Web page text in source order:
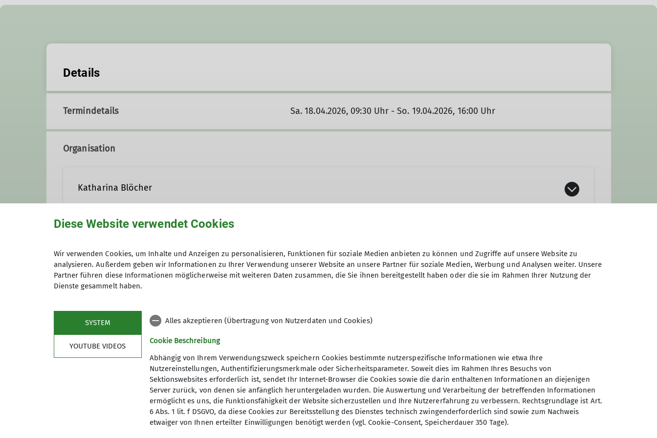
Details
Termindetails Sa. 18.04.2026, 09:30 Uhr - So. 19.04.2026, 16:00 Uhr
Organisation
Katharina Blöcher
katharina.bloecher@alpenverein-grafing.de
Qualifikationen
Familiengruppenleiter*in
Ämter
Gruppe
Familiengruppe
Wir sind ein Zusammenschluss von Familien mit Kindern der Jahrgänge 2019 bis 2021 (+ Geschwisterkinder), die es lieben,
mit Gleichgesinnten das Umland und die Alpen zu entdecken, dabei dem Forscher- und Bewegungsdrang nachzugeben
und eine schöne Zeit für Klein und Groß in der Natur zu verbringen.
Es gibt so viele Dinge, die uns Spaß machen, daher sind unsere Aktivitäten vielfältig: wandern, rodeln, bouldern,
Weihnachtsmarkt, Hüttenübernachtungen, Spiele in der Natur, planschen, picknicken…und dabei sind wir in den Bergen
unterwegs, aber auch im näheren Umland, weil es hier auch so viele spannende Ecken zu entdecken gibt.
Mittlerweile sind wir geübte Läufer, sodass wir unsere Kraxen/Tragehilfen in den Ruhestand geschickt oder an unsere
Geschwister übergeben haben und die Welt zu Fuß entdecken.
Da unser Angebot auf rege Zustimmung getroffen ist, nehmen wir momentan keine neuen Familien mehr in unsere
Sektion Ebersberg-Grafing
Diese Website verwendet Cookies
Wir verwenden Cookies, um Inhalte und Anzeigen zu personalisieren, Funktionen für soziale Medien anbieten zu können und Zugriffe auf unsere Website zu
analysieren. Außerdem geben wir Informationen zu Ihrer Verwendung unserer Website an unsere Partner für soziale Medien, Werbung und Analysen weiter. Unsere
Partner führen diese Informationen möglicherweise mit weiteren Daten zusammen, die Sie ihnen bereitgestellt haben oder die sie im Rahmen Ihrer Nutzung der
Dienste gesammelt haben.
SYSTEM
YOUTUBE VIDEOS
Alles akzeptieren (Übertragung von Nutzerdaten und Cookies)
Cookie Beschreibung
Abhängig von Ihrem Verwendungszweck speichern Cookies bestimmte nutzerspezifische Informationen wie etwa Ihre
Nutzereinstellungen, Authentifizierungsmerkmale oder Sicherheitsparameter. Soweit dies im Rahmen Ihres Besuchs von
Sektionswebsites erforderlich ist, sendet Ihr Internet-Browser die Cookies sowie die darin enthaltenen Informationen an diejenigen
Server zurück, von denen sie anfänglich heruntergeladen wurden. Die Auswertung und Verarbeitung der betreffenden Informationen
ermöglicht es uns, die Funktionsfähigkeit der Website sicherzustellen und Ihre Nutzererfahrung zu verbessern. Rechtsgrundlage ist Art.
6 Abs. 1 lit. f DSGVO, da diese Cookies zur Bereitsstellung des Dienstes technisch zwingenderforderlich sind sowie zum Nachweis
etwaiger von Ihnen erteilter Einwilligungen benötigt werden (vgl. Cookie-Consent, Speicherdauer 350 Tage).